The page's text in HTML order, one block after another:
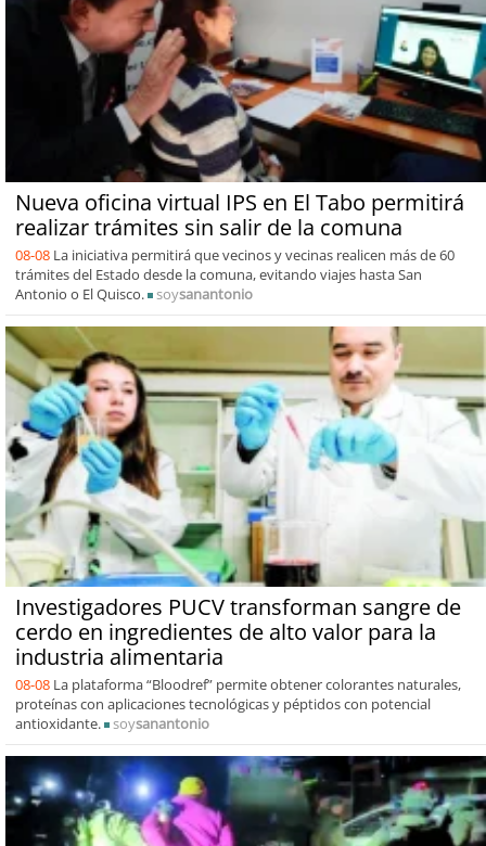
Nueva oficina virtual IPS en El Tabo permitirá
realizar trámites sin salir de la comuna
08-08 La iniciativa permitirá que vecinos y vecinas realicen más de 60
trámites del Estado desde la comuna, evitando viajes hasta San
Antonio o El Quisco.
soysanantonio
Investigadores PUCV transforman sangre de
cerdo en ingredientes de alto valor para la
industria alimentaria
08-08 La plataforma “Bloodref” permite obtener colorantes naturales,
proteínas con aplicaciones tecnológicas y péptidos con potencial
antioxidante.
soysanantonio